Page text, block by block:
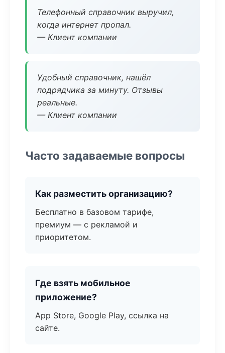
Телефонный справочник выручил,
когда интернет пропал.
— Клиент компании
Удобный справочник, нашёл
подрядчика за минуту. Отзывы
реальные.
— Клиент компании
Часто задаваемые вопросы
Как разместить организацию?
Бесплатно в базовом тарифе,
премиум — с рекламой и
приоритетом.
Где взять мобильное
приложение?
App Store, Google Play, ссылка на
сайте.